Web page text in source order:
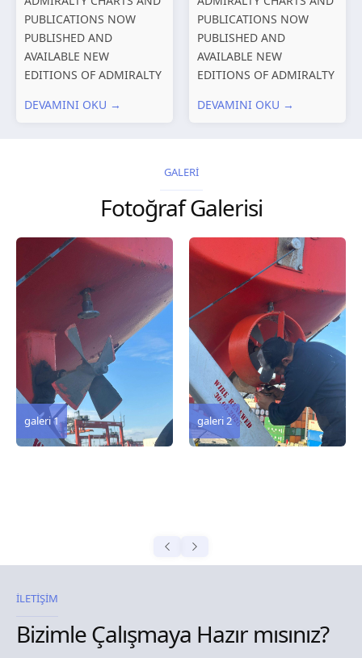
PUBLICATIONS NOW
PUBLISHED AND
AVAILABLE NEW
EDITIONS OF ADMIRALTY
PUBLICATIONS New
remarks 127 Korea
DEVAMINI OKU →
PUBLICATIONS NOW
PUBLISHED AND
AVAILABLE NEW
EDITIONS OF ADMIRALTY
PUBLICATIONS New
2026 Chart
Title, limits and other
remarks 67 Gulf of...
DEVAMINI OKU →
GALERİ
Fotoğraf Galerisi
galeri 2
galeri 3
İLETİŞİM
Bizimle Çalışmaya Hazır mısınız?